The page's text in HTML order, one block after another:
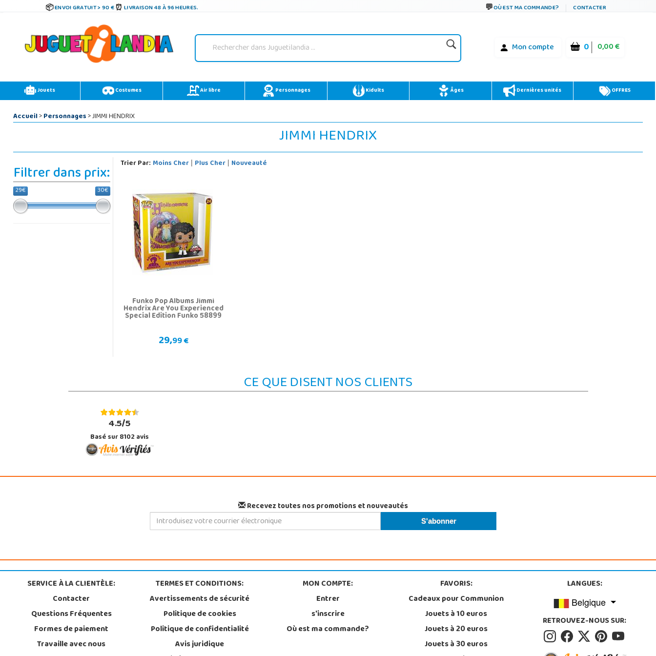
ENVOI GRATUIT > 90 € LIVRAISON 48 À 96 HEURES. OÙ EST MA COMMANDE? CONTACTER
Mon compte 0 0,00 €
Jouets Costumes Air libre Personnages Kidults Âges Dernières unités OFFRES
Accueil>Personnages> JIMMI HENDRIX
JIMMI HENDRIX
Filtrer dans prix:
29€ 30€
Trier Par: Moins Cher| Plus Cher| Nouveauté
Funko Pop Albums Jimmi
Hendrix Are You Experienced
Special Edition Funko 58899
29,99 €
CE QUE DISENT NOS CLIENTS
4.5/5
Basé sur 8102 avis
Recevez toutes nos promotions et nouveautés
SERVICE À LA CLIENTÈLE:
Contacter
Questions Fréquentes
Formes de paiement
Travaille avec nous
TERMES ET CONDITIONS:
Avertissements de sécurité
Politique de cookies
Politique de confidentialité
Avis juridique
MON COMPTE:
Entrer
s'inscrire
Où est ma commande?
FAVORIS:
Cadeaux pour Communion
Jouets à 10 euros
Jouets à 20 euros
Jouets à 30 euros
LANGUES:
Belgique
RETROUVEZ-NOUS SUR: